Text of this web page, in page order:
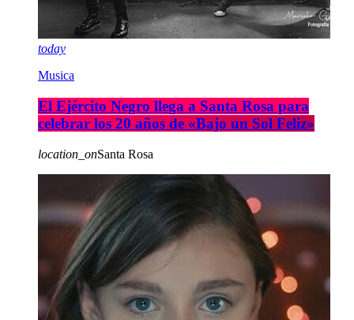
today
Musica
El Ejército Negro llega a Santa Rosa para
celebrar los 20 años de «Bajo un Sol Feliz»
location_onSanta Rosa